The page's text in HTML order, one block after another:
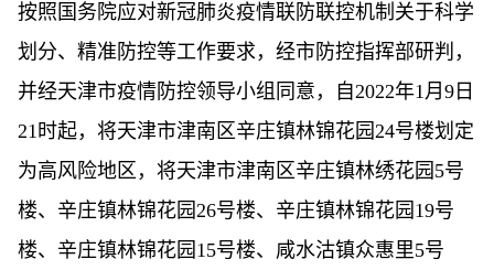
按照国务院应对新冠肺炎疫情联防联控机制关于科学
划分、精准防控等工作要求，经市防控指挥部研判，
并经天津市疫情防控领导小组同意，自2022年1月9日
21时起，将天津市津南区辛庄镇林锦花园24号楼划定
为高风险地区，将天津市津南区辛庄镇林绣花园5号
楼、辛庄镇林锦花园26号楼、辛庄镇林锦花园19号
楼、辛庄镇林锦花园15号楼、咸水沽镇众惠里5号